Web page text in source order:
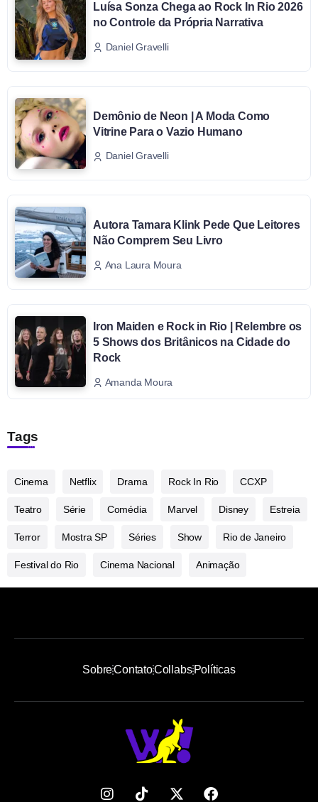
Luísa Sonza Chega ao Rock In Rio 2026
no Controle da Própria Narrativa
Daniel Gravelli
Demônio de Neon | A Moda Como
Vitrine Para o Vazio Humano
Daniel Gravelli
Autora Tamara Klink Pede Que Leitores
Não Comprem Seu Livro
Ana Laura Moura
Iron Maiden e Rock in Rio | Relembre os
5 Shows dos Britânicos na Cidade do
Rock
Amanda Moura
Tags
Cinema Netflix Drama Rock In Rio CCXP
Teatro Série Comédia Marvel Disney Estreia
Terror Mostra SP Séries Show Rio de Janeiro
Festival do Rio Cinema Nacional Animação
SobreContatoCollabsPolíticas